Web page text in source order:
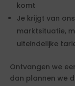
komt
Je krijgt van
marktsituatie,
uiteindelijke
Ontvangen we
dan plannen we